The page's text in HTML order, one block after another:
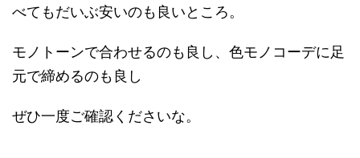
べてもだいぶ安いのも良いところ。
モノトーンで合わせるのも良し、色モノコーデに足
元で締めるのも良し
ぜひ一度ご確認くださいな。